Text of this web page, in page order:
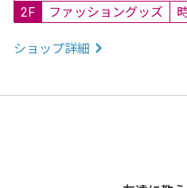
2F ファッショングッズ
ショップ詳細